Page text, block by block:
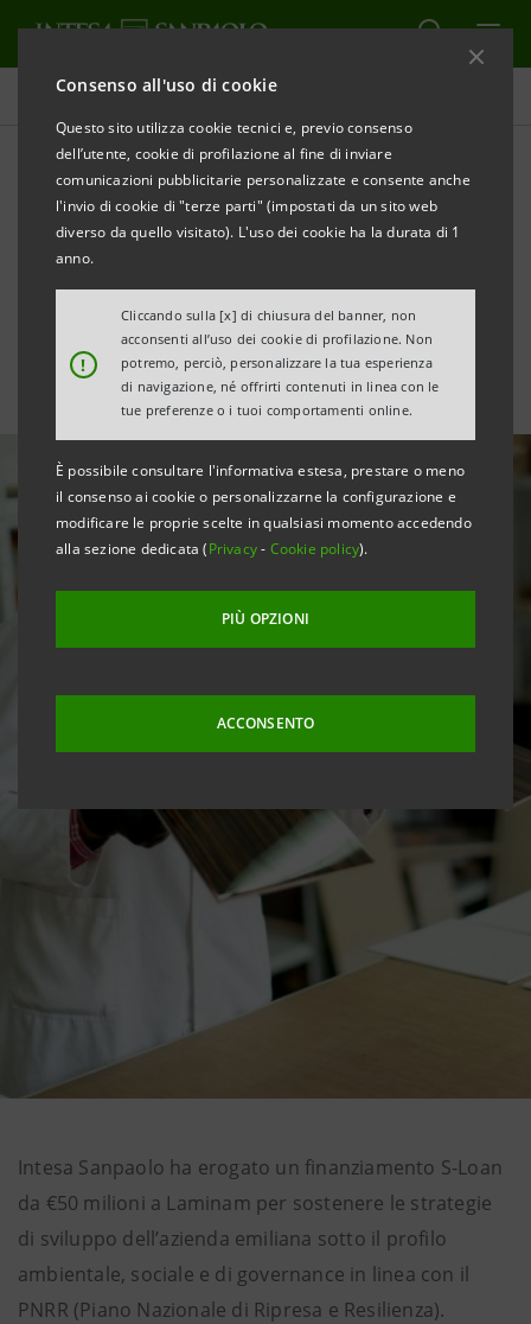
Consenso all'uso di cookie
Questo sito utilizza cookie tecnici e, previo consenso
dell’utente, cookie di profilazione al fine di inviare
comunicazioni pubblicitarie personalizzate e consente anche
l'invio di cookie di "terze parti" (impostati da un sito web
diverso da quello visitato). L'uso dei cookie ha la durata di 1
anno.
!
Cliccando sulla [x] di chiusura del banner, non
acconsenti all’uso dei cookie di profilazione. Non
potremo, perciò, personalizzare la tua esperienza
di navigazione, né offrirti contenuti in linea con le
tue preferenze o i tuoi comportamenti online.
È possibile consultare l'informativa estesa, prestare o meno
il consenso ai cookie o personalizzarne la configurazione e
modificare le proprie scelte in qualsiasi momento accedendo
alla sezione dedicata (Privacy- Cookie policy).
PIÙ OPZIONI
ACCONSENTO
Tutte le news
Finanziamento S-Loan da
€50 milioni per l’evoluzione
sostenibile di Laminam
Intesa Sanpaolo ha erogato un finanziamento S-Loan
da €50 milioni a Laminam per sostenere le strategie
di sviluppo dell’azienda emiliana sotto il profilo
ambientale, sociale e di governance in linea con il
PNRR (Piano Nazionale di Ripresa e Resilienza).